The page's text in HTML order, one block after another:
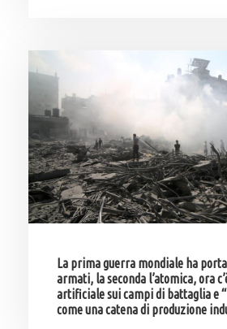
La prima guerra mondiale ha
armati, la seconda l’atomica, ora
artificiale sui campi di battaglia e
come una catena di produzione